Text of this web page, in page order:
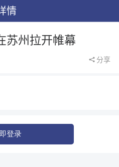
情
苏州拉开帷幕
分享
登录